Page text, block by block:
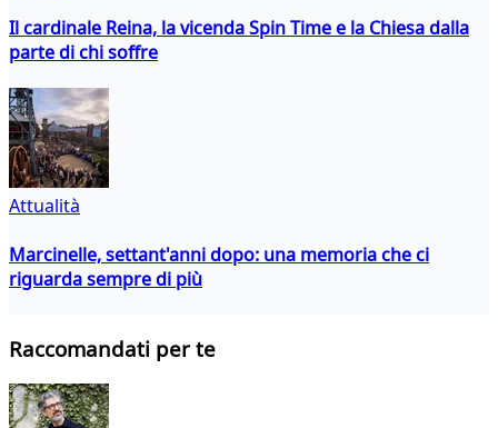
Il cardinale Reina, la vicenda Spin Time e la Chiesa dalla
parte di chi soffre
Attualità
Marcinelle, settant'anni dopo: una memoria che ci
riguarda sempre di più
Raccomandati per te